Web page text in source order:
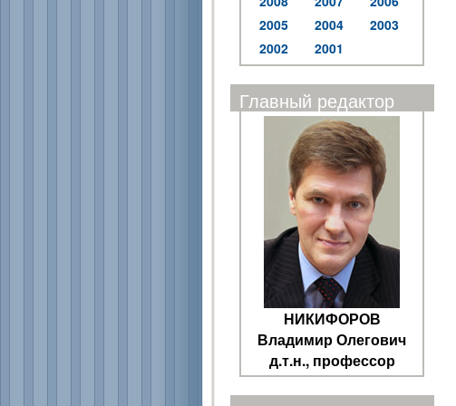
2005
2004
2003
2002
2001
Главный редактор
НИКИФОРОВ
Владимир Олегович
д.т.н., профессор